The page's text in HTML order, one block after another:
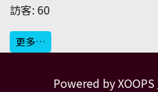
訪客: 60
更多…
Powered by XOOPS